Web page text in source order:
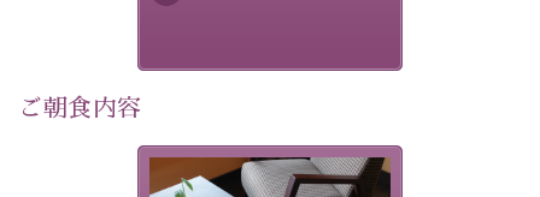
・駐車場完備
・チェックイン15時、チェックアウト10時
ご朝食内容
朝食なし。ご朝食を付ける場